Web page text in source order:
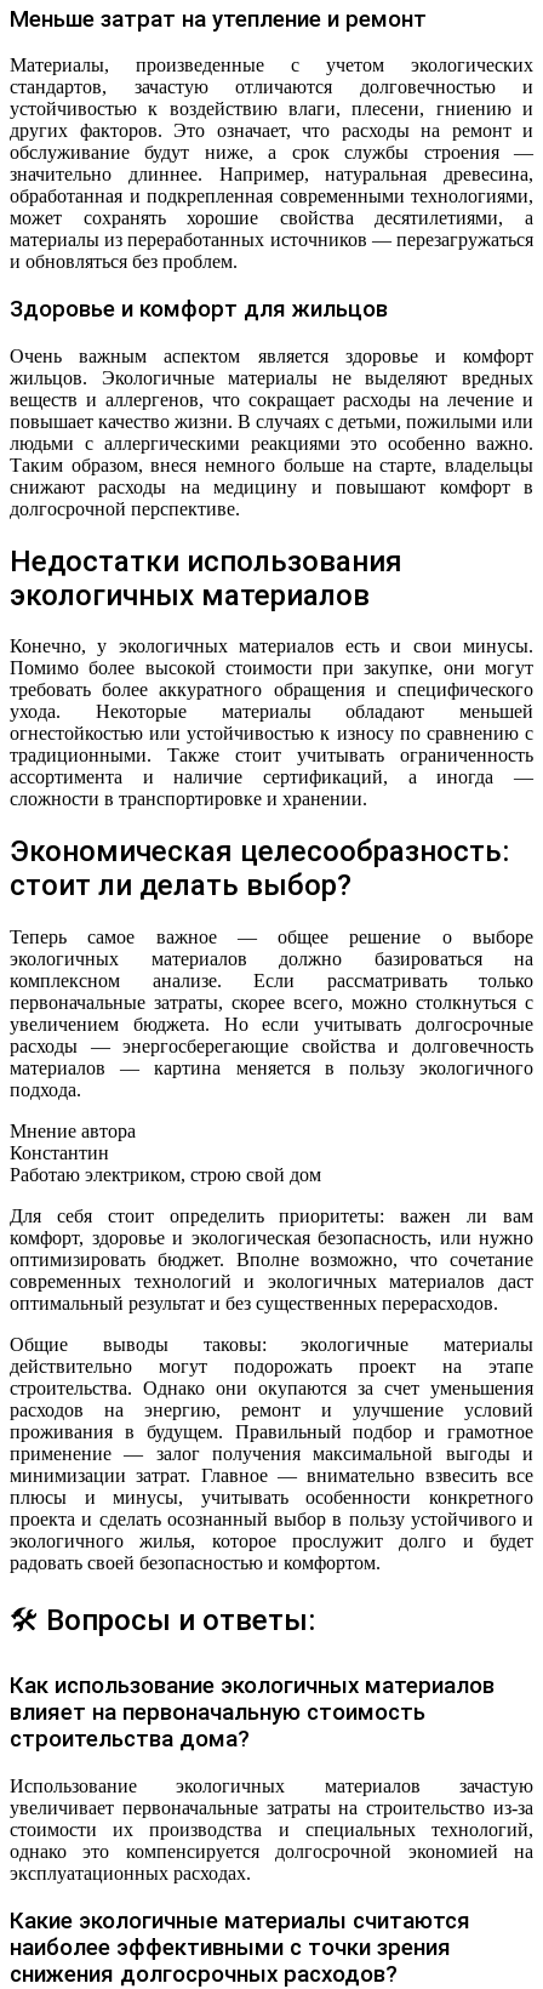
Меньше затрат на утепление и ремонт
Материалы, произведенные с учетом экологических
стандартов, зачастую отличаются долговечностью и
устойчивостью к воздействию влаги, плесени, гниению и
других факторов. Это означает, что расходы на ремонт и
обслуживание будут ниже, а срок службы строения —
значительно длиннее. Например, натуральная древесина,
обработанная и подкрепленная современными технологиями,
может сохранять хорошие свойства десятилетиями, а
материалы из переработанных источников — перезагружаться
и обновляться без проблем.
Здоровье и комфорт для жильцов
Очень важным аспектом является здоровье и комфорт
жильцов. Экологичные материалы не выделяют вредных
веществ и аллергенов, что сокращает расходы на лечение и
повышает качество жизни. В случаях с детьми, пожилыми или
людьми с аллергическими реакциями это особенно важно.
Таким образом, внеся немного больше на старте, владельцы
снижают расходы на медицину и повышают комфорт в
долгосрочной перспективе.
Недостатки использования
экологичных материалов
Конечно, у экологичных материалов есть и свои минусы.
Помимо более высокой стоимости при закупке, они могут
требовать более аккуратного обращения и специфического
ухода. Некоторые материалы обладают меньшей
огнестойкостью или устойчивостью к износу по сравнению с
традиционными. Также стоит учитывать ограниченность
ассортимента и наличие сертификаций, а иногда —
сложности в транспортировке и хранении.
Экономическая целесообразность:
стоит ли делать выбор?
Теперь самое важное — общее решение о выборе
экологичных материалов должно базироваться на
комплексном анализе. Если рассматривать только
первоначальные затраты, скорее всего, можно столкнуться с
увеличением бюджета. Но если учитывать долгосрочные
расходы — энергосберегающие свойства и долговечность
материалов — картина меняется в пользу экологичного
подхода.
Мнение автора
Константин
Работаю электриком, строю свой дом
Для себя стоит определить приоритеты: важен ли вам
комфорт, здоровье и экологическая безопасность, или нужно
оптимизировать бюджет. Вполне возможно, что сочетание
современных технологий и экологичных материалов даст
оптимальный результат и без существенных перерасходов.
Общие выводы таковы: экологичные материалы
действительно могут подорожать проект на этапе
строительства. Однако они окупаются за счет уменьшения
расходов на энергию, ремонт и улучшение условий
проживания в будущем. Правильный подбор и грамотное
применение — залог получения максимальной выгоды и
минимизации затрат. Главное — внимательно взвесить все
плюсы и минусы, учитывать особенности конкретного
проекта и сделать осознанный выбор в пользу устойчивого и
экологичного жилья, которое прослужит долго и будет
радовать своей безопасностью и комфортом.
🛠 Вопросы и ответы:
Как использование экологичных материалов
влияет на первоначальную стоимость
строительства дома?
Использование экологичных материалов зачастую
увеличивает первоначальные затраты на строительство из-за
стоимости их производства и специальных технологий,
однако это компенсируется долгосрочной экономией на
эксплуатационных расходах.
Какие экологичные материалы считаются
наиболее эффективными с точки зрения
снижения долгосрочных расходов?